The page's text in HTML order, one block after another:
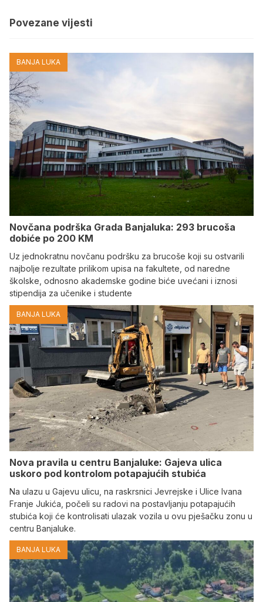
Povezane vijesti
BANJA LUKA
Novčana podrška Grada Banjaluka: 293 brucoša
dobiće po 200 KM
Uz jednokratnu novčanu podršku za brucoše koji su ostvarili
najbolje rezultate prilikom upisa na fakultete, od naredne
školske, odnosno akademske godine biće uvećani i iznosi
stipendija za učenike i studente
BANJA LUKA
Nova pravila u centru Banjaluke: Gajeva ulica
uskoro pod kontrolom potapajućih stubića
Na ulazu u Gajevu ulicu, na raskrsnici Jevrejske i Ulice Ivana
Franje Jukića, počeli su radovi na postavljanju potapajućih
stubića koji će kontrolisati ulazak vozila u ovu pješačku zonu u
centru Banjaluke.
BANJA LUKA